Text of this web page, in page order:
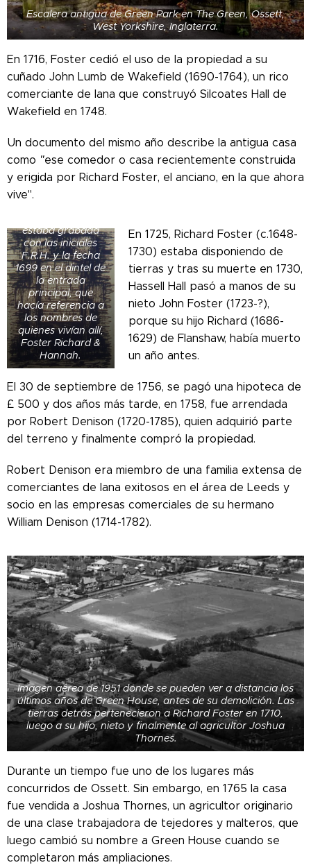
Escalera antigua de Green Park en The Green, Ossett,
West Yorkshire, Inglaterra.
En 1716, Foster cedió el uso de la propiedad a su
cuñado John Lumb de Wakefield (1690-1764), un rico
comerciante de lana que construyó Silcoates Hall de
Wakefield en 1748.
Un documento del mismo año describe la antigua casa
como "ese comedor o casa recientemente construida
y erigida por Richard Foster, el anciano, en la que ahora
vive".
La antigua
estaba grabada
con las iniciales
F.R.H. y la fecha
1699 en el dintel de
la entrada
principal, que
hacía referencia a
los nombres de
quienes vivían allí,
Foster Richard &
Hannah.
En 1725, Richard Foster (c.1648-
1730) estaba disponiendo de
tierras y tras su muerte en 1730,
Hassell Hall pasó a manos de su
nieto John Foster (1723-?),
porque su hijo Richard (1686-
1629) de Flanshaw, había muerto
un año antes.
El 30 de septiembre de 1756, se pagó una hipoteca de
£ 500 y dos años más tarde, en 1758, fue arrendada
por Robert Denison (1720-1785), quien adquirió parte
del terreno y finalmente compró la propiedad.
Robert Denison era miembro de una familia extensa de
comerciantes de lana exitosos en el área de Leeds y
socio en las empresas comerciales de su hermano
William Denison (1714-1782).
Imagen aérea de 1951 donde se pueden ver a distancia los
últimos años de Green House, antes de su demolición. Las
tierras detrás pertenecieron a Richard Foster en 1710,
luego a su hijo, nieto y finalmente al agricultor Joshua
Thornes.
Durante un tiempo fue uno de los lugares más
concurridos de Ossett. Sin embargo, en 1765 la casa
fue vendida a Joshua Thornes, un agricultor originario
de una clase trabajadora de tejedores y malteros, que
luego cambió su nombre a Green House cuando se
completaron más ampliaciones.